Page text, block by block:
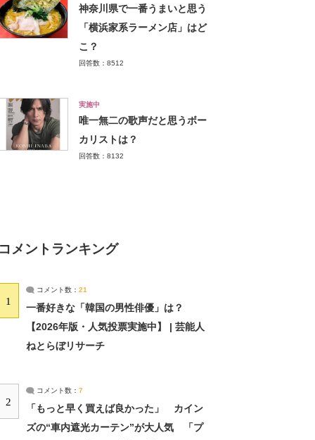
神奈川県で一番うまいと思う
「横浜家系ラーメン店」はど
こ？
回答数：8512
実施中
唯一無二の歌声だと思うボー
カリストは？
回答数：8132
コメントランキング
1
コメント数： 21
一番好きな「韓国の男性俳優」は？
【2026年版・人気投票実施中】 | 芸能人
ねとらぼリサーチ
2
コメント数： 7
「もっと早く買えば良かった」 カイン
ズの“車内遮光カーテン”が大人気 「プ